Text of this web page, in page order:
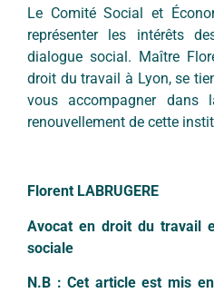
Le Comité Social et
représenter les intérêts
dialogue social. Maître
droit du travail à Lyon, se
vous accompagner
renouvellement de cette
Florent LABRUGERE
Avocat en droit du travail
sociale
N.B : Cet article est mis